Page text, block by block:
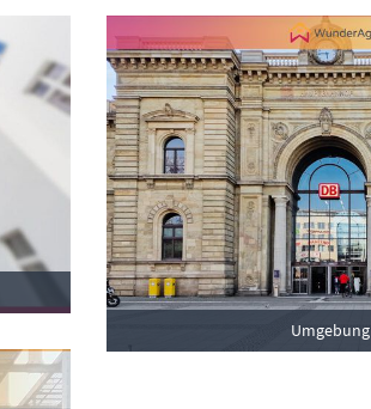
Umgebung